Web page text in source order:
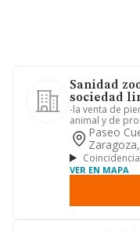
Sanidad
sociedad
-la venta de
animal y de
el
Paseo
VER EN MAPA